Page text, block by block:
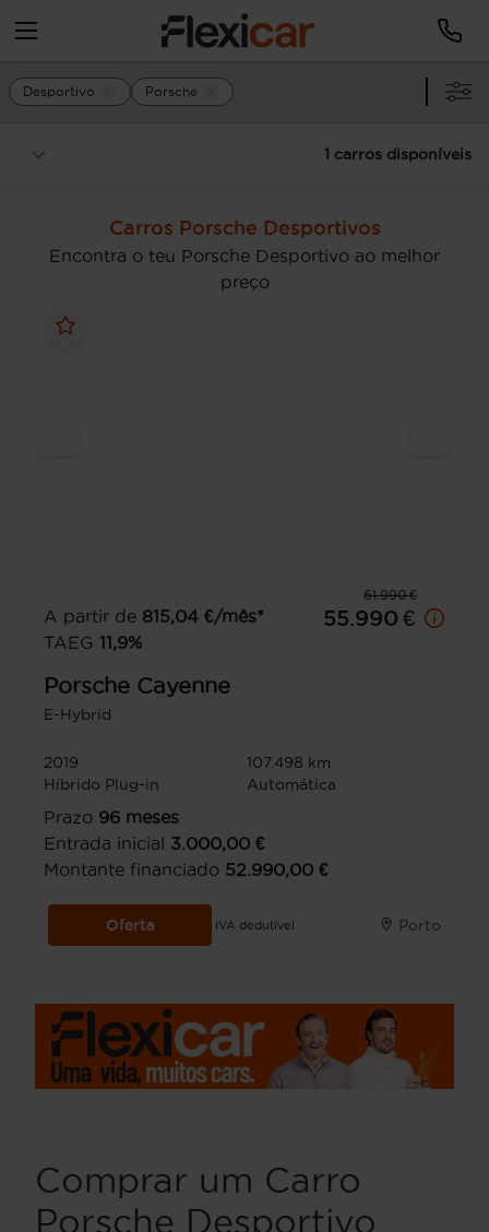
Desportivo Porsche
1 carros disponíveis
Carros Porsche Desportivos
Encontra o teu Porsche Desportivo ao melhor
preço
61.990 €
A partir de 815,04 €/mês*
TAEG 11,9%
55.990 €
Porsche Cayenne
E-Hybrid
2019
107.498 km
Híbrido Plug-in
Automática
Prazo 96 meses
Entrada inicial 3.000,00 €
Montante financiado 52.990,00 €
Oferta IVA dedutível Porto
Comprar um Carro
Porsche Desportivo